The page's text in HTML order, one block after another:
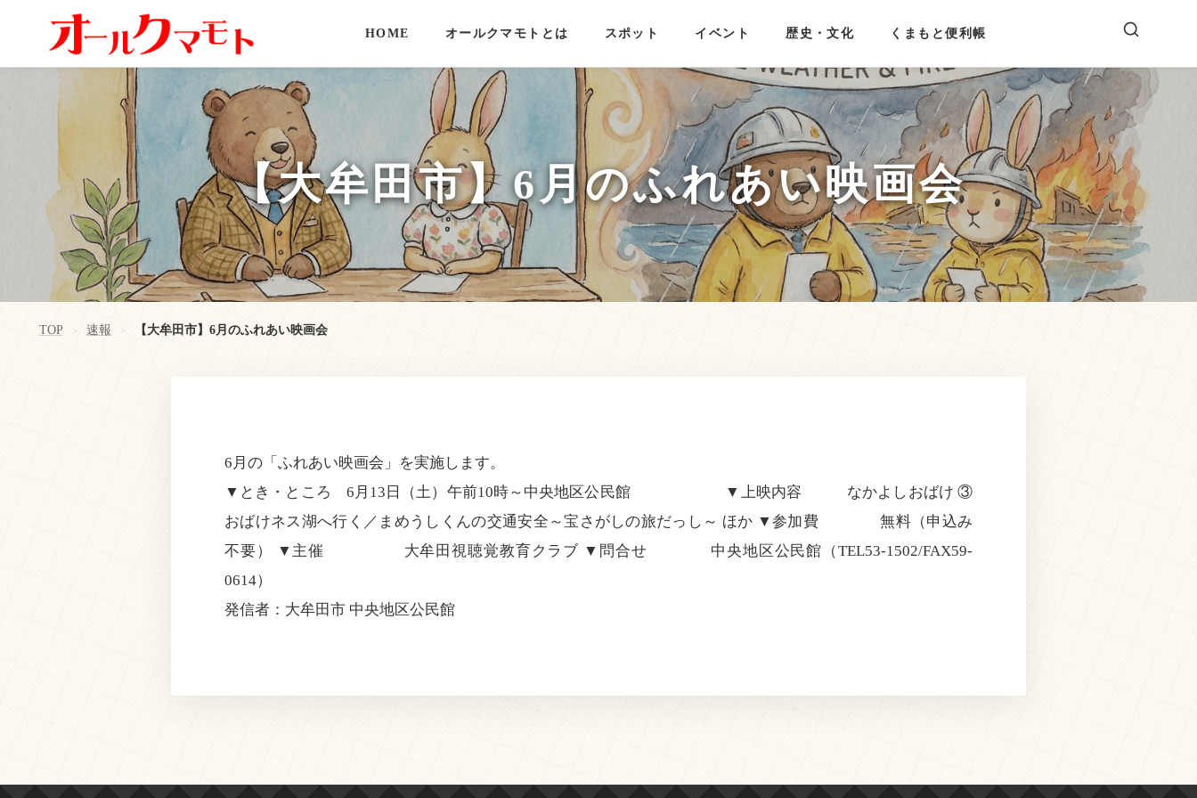
HOME オールクマモトとは スポット イベント 歴史・文化 くまもと便利帳
【大牟田市】6月のふれあい映画会
TOP > 速報 > 【大牟田市】6月のふれあい映画会
6月の「ふれあい映画会」を実施します。
▼とき・ところ 6月13日（土）午前10時～中央地区公民館 ▼上映内容 なかよしおばけ ③
おばけネス湖へ行く／まめうしくんの交通安全～宝さがしの旅だっし～ ほか ▼参加費 無料（申込み
不要） ▼主催 大牟田視聴覚教育クラブ ▼問合せ 中央地区公民館（TEL53-1502/FAX59-
0614）
発信者：大牟田市 中央地区公民館